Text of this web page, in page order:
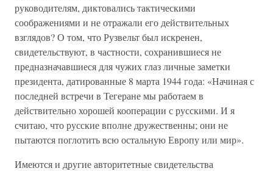
руководителям, диктовались тактическими
соображениями и не отражали его действительных
взглядов? О том, что Рузвельт был искренен,
свидетельствуют, в частности, сохранившиеся не
предназначавшиеся для чужих глаз личные заметки
президента, датированные 8 марта 1944 года: «Начиная с
последней встречи в Тегеране мы работаем в
действительно хорошей кооперации с русскими. И я
считаю, что русские вполне дружественны; они не
пытаются поглотить всю остальную Европу или мир».
Имеются и другие авторитетные свидетельства